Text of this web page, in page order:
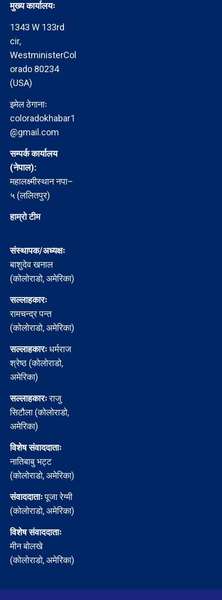
मुख्य कार्यालयः
1343 W 133rd
cir,
WestministerCol
orado 80234
(USA)
इमेल ठेगानाः
coloradokhabar1
@gmail.com
सम्पर्क कार्यालय
(नेपाल):
महालक्ष्मीस्थान नपा–
५ (ललितपुर)
हाम्रो टीम
संस्थापक/अध्यक्षः
बाशुदेव खनाल
(कोलोराडो, अमेरिका)
सल्लाहकारः
रामचन्द्र पन्त
(कोलोराडो, अमेरिका)
सल्लाहकारःधर्मराज
श्रेष्ठ (कोलोराडो,
अमेरिका)
सल्लाहकारःराजु
सिटौला (कोलोराडो,
अमेरिका)
विशेष संवाददाताः
नातिबाबु भट्ट
(कोलोराडो, अमेरिका)
संवाददाताःपूजा रेग्मी
(कोलोराडो, अमेरिका)
विशेष संवाददाताः
मीन बोलखे
(कोलोराडो, अमेरिका)